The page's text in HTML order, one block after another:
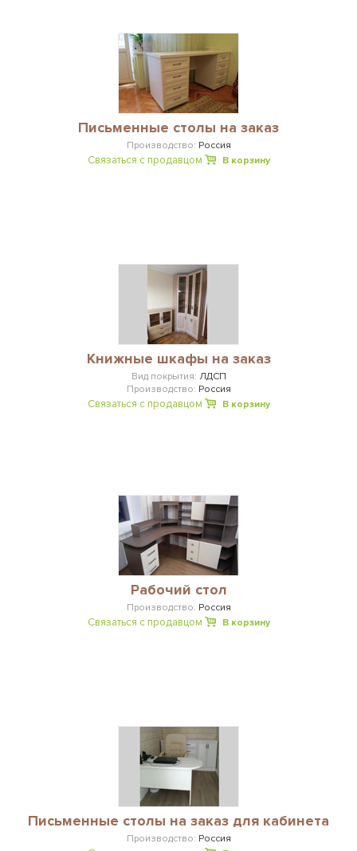
Письменные столы на заказ
Производство: Россия
Связаться с продавцом В корзину
Книжные шкафы на заказ
Вид покрытия: ЛДСП
Производство: Россия
Связаться с продавцом В корзину
Рабочий стол
Производство: Россия
Связаться с продавцом В корзину
Письменные столы на заказ для кабинета
Производство: Россия